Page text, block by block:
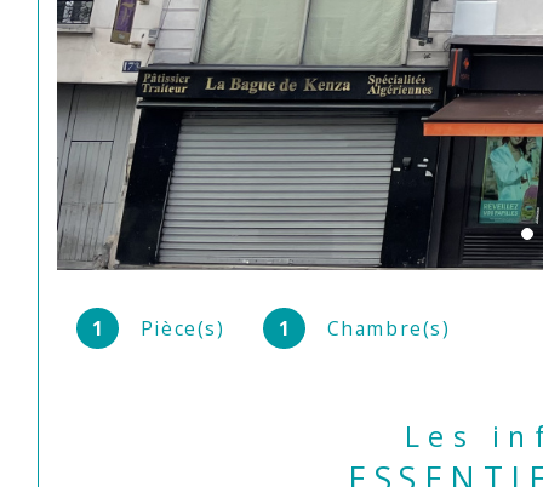
1 Pièce(s) 1 Chambre(s)
Les